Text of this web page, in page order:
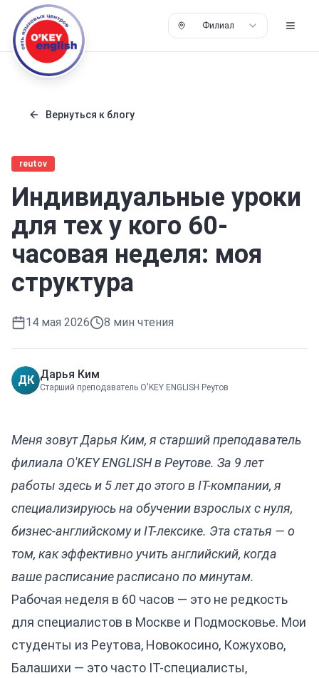
Филиал
Вернуться к блогу
reutov
Индивидуальные уроки
для тех у кого 60-
часовая неделя: моя
структура
14 мая 2026 8 мин чтения
ДК Дарья Ким
Старший преподаватель O'KEY ENGLISH Реутов
Меня зовут Дарья Ким, я старший преподаватель
филиала O'KEY ENGLISH в Реутове. За 9 лет
работы здесь и 5 лет до этого в IT-компании, я
специализируюсь на обучении взрослых с нуля,
бизнес-английскому и IT-лексике. Эта статья — о
том, как эффективно учить английский, когда
ваше расписание расписано по минутам.
Рабочая неделя в 60 часов — это не редкость
для специалистов в Москве и Подмосковье. Мои
студенты из Реутова, Новокосино, Кожухово,
Балашихи — это часто IT-специалисты,